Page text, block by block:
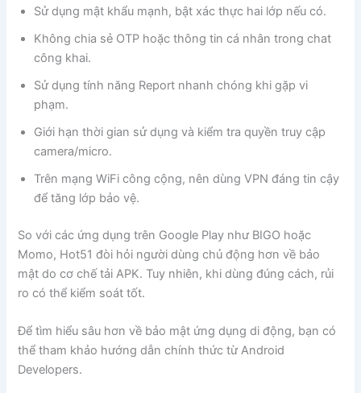
Sử dụng mật khẩu mạnh, bật xác thực hai lớp nếu có.
Không chia sẻ OTP hoặc thông tin cá nhân trong chat
công khai.
Sử dụng tính năng Report nhanh chóng khi gặp vi
phạm.
Giới hạn thời gian sử dụng và kiểm tra quyền truy cập
camera/micro.
Trên mạng WiFi công cộng, nên dùng VPN đáng tin cậy
để tăng lớp bảo vệ.
So với các ứng dụng trên Google Play như BIGO hoặc
Momo, Hot51 đòi hỏi người dùng chủ động hơn về bảo
mật do cơ chế tải APK. Tuy nhiên, khi dùng đúng cách, rủi
ro có thể kiểm soát tốt.
Để tìm hiểu sâu hơn về bảo mật ứng dụng di động, bạn có
thể tham khảo hướng dẫn chính thức từ Android
Developers.